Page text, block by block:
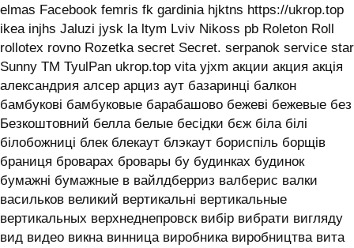
elmas Facebook femris fk gardinia hjktns https://ukrop.top
ikea injhs Jaluzi jysk la ltym Lviv Nikoss pb Roleton Roll
rollotex rovno Rozetka secret Secret. serpanok service star
Sunny TM TyulPan ukrop.top vita yjxm акции акция акція
александрия алсер арциз аут базаринці балкон
бамбукові бамбуковые барабашово бежеві бежевые без
Безкоштовний белла белые бесідки бєж біла білі
білобожниці блек блекаут блэкаут бориспіль борщів
браниця броварах бровары бу будинках будинок
бумажні бумажные в вайлдберриз валберис валки
васильков великий вертикальні вертикальные
вертикальных верхнеднепровск вибір вибрати вигляду
вид видео викна винница виробника виробництва вита